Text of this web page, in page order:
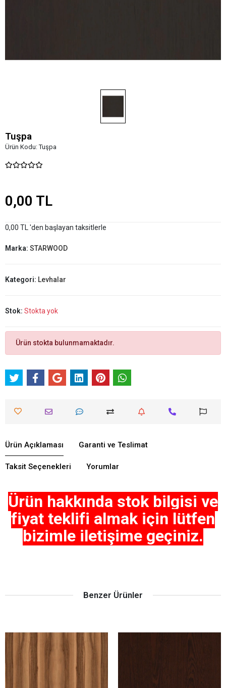
Tuşpa
Ürün Kodu:Tuşpa
0,00 TL
0,00 TL 'den başlayan taksitlerle
Marka: STARWOOD
Kategori: Levhalar
Stok: Stokta yok
Ürün stokta bulunmamaktadır.
Ürün Açıklaması Garanti ve Teslimat
Taksit Seçenekleri Yorumlar
Ürün hakkında stok bilgisi ve
fiyat teklifi almak için lütfen
bizimle iletişime geçiniz.
Benzer Ürünler